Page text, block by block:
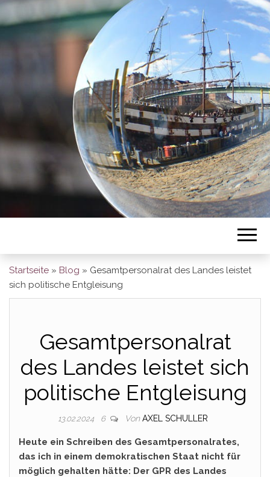
BREMEN SO
GESEHEN
Startseite » Blog » Gesamtpersonalrat des Landes leistet
sich politische Entgleisung
Gesamtpersonalrat
des Landes leistet sich
politische Entgleisung
13.02.2024 6 Von AXEL SCHULLER
Heute ein Schreiben des Gesamtpersonalrates,
das ich in einem demokratischen Staat nicht für
möglich gehalten hätte: Der GPR des Landes